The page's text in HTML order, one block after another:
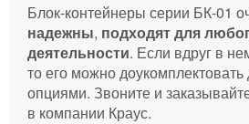
Блок-контейнеры серии БК-01
надежны, подходят для
деятельности. Если вдруг в
то его можно
опциями. Звоните и
в компании Краус.